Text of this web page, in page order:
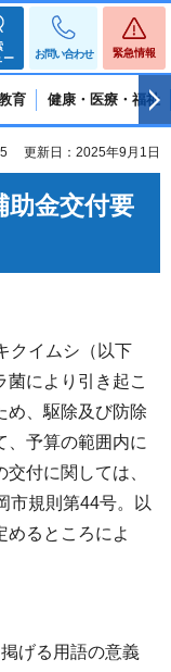
ー
お問い合わせ 緊急情報
育 健康・医療・福祉
更新日：2025年9月1日
助金交付要
イムシ（以下
菌により引き起こ
め、駆除及び防除
、予算の範囲内に
付に関しては、
市規則第44号。以
めるところによ
げる用語の意義